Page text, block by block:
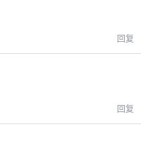
回复
回复